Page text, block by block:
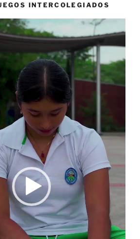
INTERCOLEGIADOS